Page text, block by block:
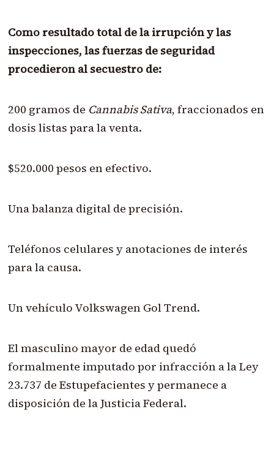
Como resultado total de la irrupción y las
inspecciones, las fuerzas de seguridad
procedieron al secuestro de:
200 gramos de Cannabis Sativa, fraccionados en
dosis listas para la venta.
$520.000 pesos en efectivo.
Una balanza digital de precisión.
Teléfonos celulares y anotaciones de interés
para la causa.
Un vehículo Volkswagen Gol Trend.
El masculino mayor de edad quedó
formalmente imputado por infracción a la Ley
23.737 de Estupefacientes y permanece a
disposición de la Justicia Federal.